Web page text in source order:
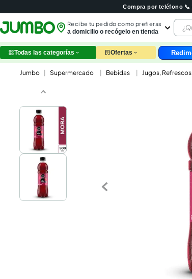
Compra por teléfono 📞
Recibe tu pedido como prefieras
a domicilio o recógelo en tienda
Todas las categorías Ofertas
Supermercado Bebidas Jugos,